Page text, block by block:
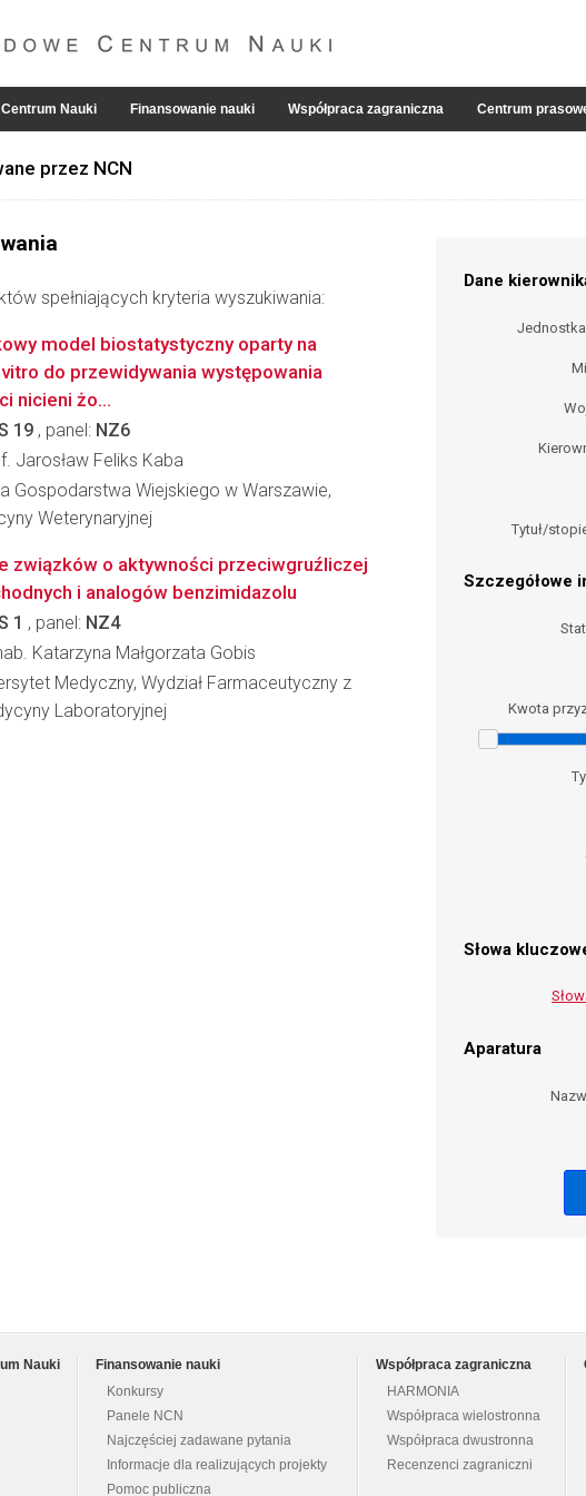
Nauki Finansowanie nauki Współpraca zagraniczna Centrum
przez NCN
spełniających kryteria wyszukiwania:
Dane
Tytuł/
Szczegółowe
Kwota
Słowa
Aparatura
model biostatystyczny oparty na
do przewidywania występowania
nicieni żo...
19 , panel: NZ6
Jarosław Feliks Kaba
Gospodarstwa Wiejskiego w Warszawie,
Weterynaryjnej
związków o aktywności przeciwgruźliczej
i analogów benzimidazolu
1 , panel: NZ4
Katarzyna Małgorzata Gobis
Medyczny, Wydział Farmaceutyczny z
Laboratoryjnej
Nauki
Finansowanie nauki
Konkursy
Panele NCN
Najczęściej zadawane pytania
Informacje dla realizujących projekty
Pomoc publiczna
Współpraca zagraniczna
HARMONIA
Współpraca wielostronna
Współpraca dwustronna
Recenzenci zagraniczni